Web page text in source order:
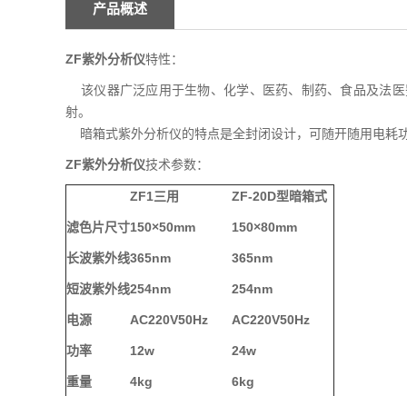
产品概述
ZF紫外分析仪特性：
该仪器广泛应用于生物、化学、医药、制药、食品及法
射。
暗箱式紫外分析仪的特点是全封闭设计，可随开随用电耗
ZF紫外分析仪技术参数：
ZF1三用 ZF-20D型暗箱式
滤色片尺寸150×50mm 150×80mm
长波紫外线365nm 365nm
短波紫外线254nm 254nm
电源 AC220V50Hz AC220V50Hz
功率 12w 24w
重量 4kg 6kg